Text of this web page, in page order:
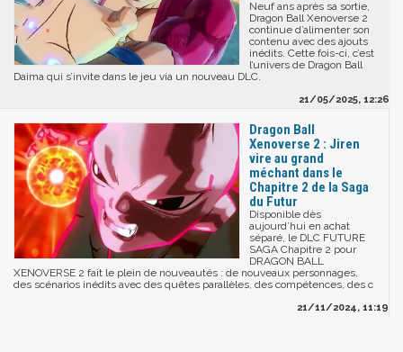
Neuf ans après sa sortie,
Dragon Ball Xenoverse 2
continue d’alimenter son
contenu avec des ajouts
inédits. Cette fois-ci, c’est
l’univers de Dragon Ball
Daima qui s’invite dans le jeu via un nouveau DLC.
21/05/2025, 12:26
Dragon Ball
Xenoverse 2 : Jiren
vire au grand
méchant dans le
Chapitre 2 de la Saga
du Futur
Disponible dès
aujourd’hui en achat
séparé, le DLC FUTURE
SAGA Chapitre 2 pour
DRAGON BALL
XENOVERSE 2 fait le plein de nouveautés : de nouveaux personnages,
des scénarios inédits avec des quêtes parallèles, des compétences, des c
21/11/2024, 11:19